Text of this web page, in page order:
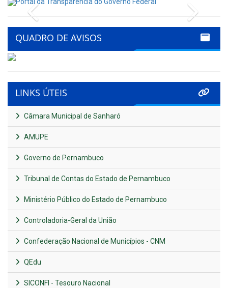
Previous
QUADRO DE AVISOS
LINKS ÚTEIS
Câmara Municipal de Sanharó
AMUPE
Governo de Pernambuco
Tribunal de Contas do Estado de Pernambuco
Ministério Público do Estado de Pernambuco
Controladoria-Geral da União
Confederação Nacional de Municípios - CNM
QEdu
SICONFI - Tesouro Nacional